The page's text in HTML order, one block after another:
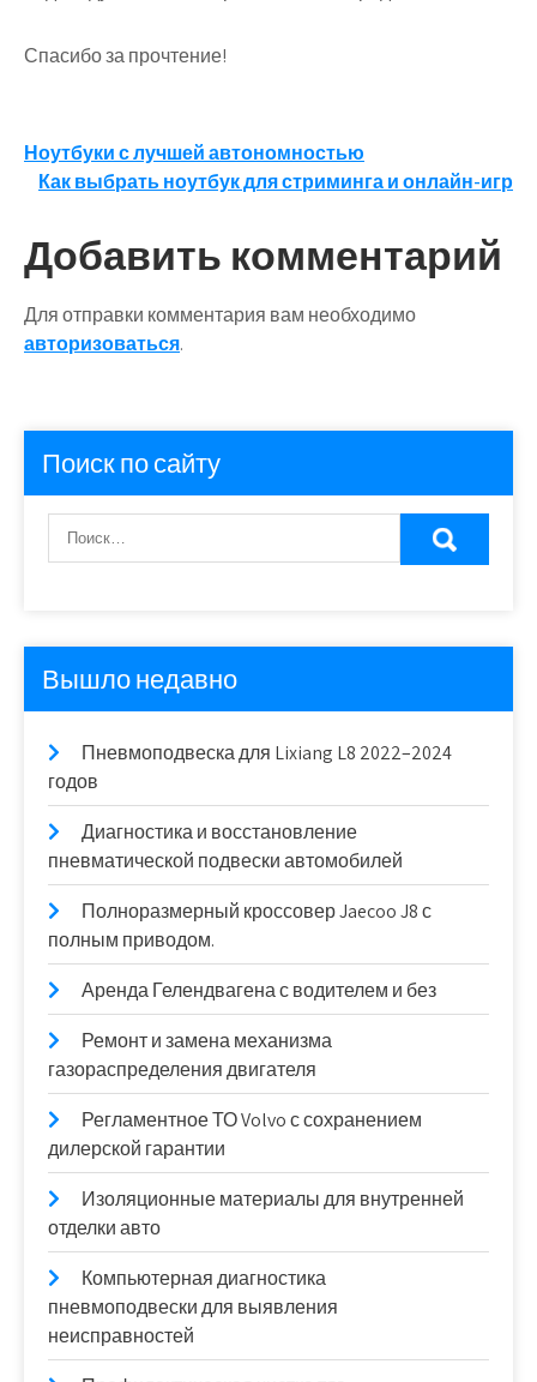
Спасибо за прочтение!
Навигация
по
записям
Ноутбуки с лучшей автономностью
Как выбрать ноутбук для стриминга и онлайн-игр
Добавить комментарий
Для отправки комментария вам необходимо
авторизоваться.
Поиск по сайту
Вышло недавно
Пневмоподвеска для Lixiang L8 2022–2024
годов
Диагностика и восстановление
пневматической подвески автомобилей
Полноразмерный кроссовер Jaecoo J8 с
полным приводом.
Аренда Гелендвагена с водителем и без
Ремонт и замена механизма
газораспределения двигателя
Регламентное ТО Volvo с сохранением
дилерской гарантии
Изоляционные материалы для внутренней
отделки авто
Компьютерная диагностика
пневмоподвески для выявления
неисправностей